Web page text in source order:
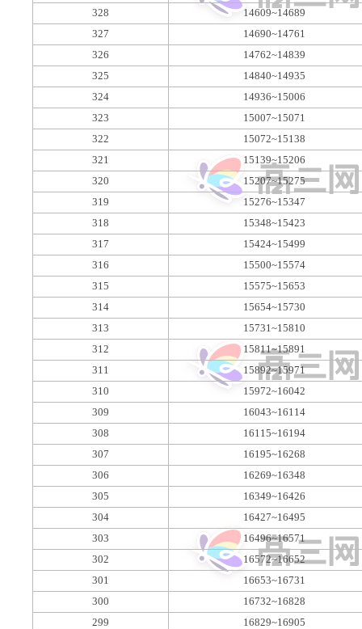
328
14609~14689
327
14690~14761
326
14762~14839
325
14840~14935
324
14936~15006
323
15007~15071
322
15072~15138
321
15139~15206
320
15207~15275
319
15276~15347
318
15348~15423
317
15424~15499
316
15500~15574
315
15575~15653
314
15654~15730
313
15731~15810
312
15811~15891
311
15892~15971
310
15972~16042
309
16043~16114
308
16115~16194
307
16195~16268
306
16269~16348
305
16349~16426
304
16427~16495
303
16496~16571
302
16572~16652
301
16653~16731
300
16732~16828
299
16829~16905